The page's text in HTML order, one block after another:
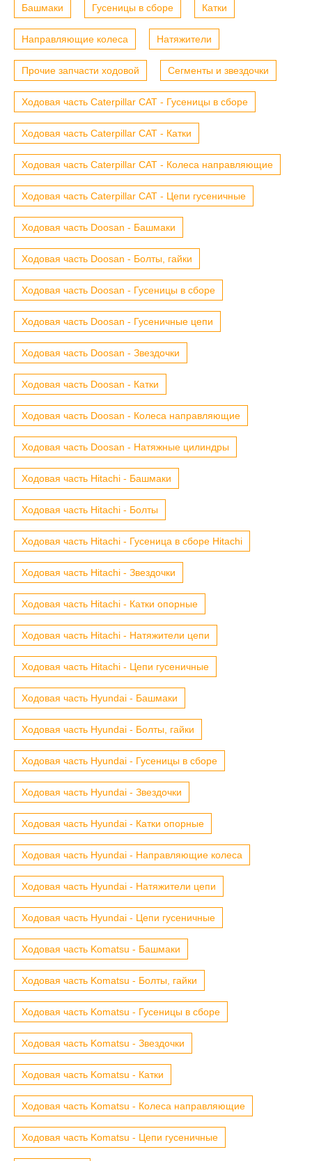
Башмаки Гусеницы в сборе Катки
Направляющие колеса Натяжители
Прочие запчасти ходовой Сегменты и звездочки
Ходовая часть Caterpillar CAT - Гусеницы в сборе
Ходовая часть Caterpillar CAT - Катки
Ходовая часть Caterpillar CAT - Колеса направляющие
Ходовая часть Caterpillar CAT - Цепи гусеничные
Ходовая часть Doosan - Башмаки
Ходовая часть Doosan - Болты, гайки
Ходовая часть Doosan - Гусеницы в сборе
Ходовая часть Doosan - Гусеничные цепи
Ходовая часть Doosan - Звездочки
Ходовая часть Doosan - Катки
Ходовая часть Doosan - Колеса направляющие
Ходовая часть Doosan - Натяжные цилиндры
Ходовая часть Hitachi - Башмаки
Ходовая часть Hitachi - Болты
Ходовая часть Hitachi - Гусеница в сборе Hitachi
Ходовая часть Hitachi - Звездочки
Ходовая часть Hitachi - Катки опорные
Ходовая часть Hitachi - Натяжители цепи
Ходовая часть Hitachi - Цепи гусеничные
Ходовая часть Hyundai - Башмаки
Ходовая часть Hyundai - Болты, гайки
Ходовая часть Hyundai - Гусеницы в сборе
Ходовая часть Hyundai - Звездочки
Ходовая часть Hyundai - Катки опорные
Ходовая часть Hyundai - Направляющие колеса
Ходовая часть Hyundai - Натяжители цепи
Ходовая часть Hyundai - Цепи гусеничные
Ходовая часть Komatsu - Башмаки
Ходовая часть Komatsu - Болты, гайки
Ходовая часть Komatsu - Гусеницы в сборе
Ходовая часть Komatsu - Звездочки
Ходовая часть Komatsu - Катки
Ходовая часть Komatsu - Колеса направляющие
Ходовая часть Komatsu - Цепи гусеничные